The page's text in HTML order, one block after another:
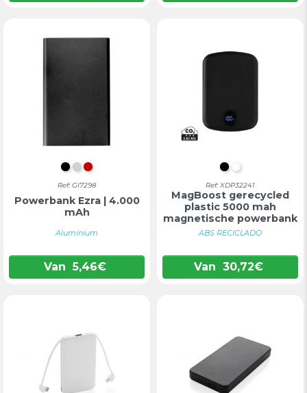
ZWART
ZILVER
ROOD
Ref: GI7298
Powerbank Ezra | 4.000
mAh
Aluminium
Van 5,46€
ZWART
WIT
Ref: XDP32241
MagBoost gerecycled
plastic 5000 mah
magnetische powerbank
ABS RECICLADO
Van 30,72€